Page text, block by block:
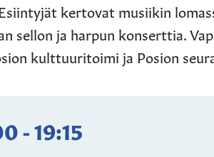
kertovat musiikin
sellon ja harpun konserttia.
kulttuuritoimi ja Posion
-19:15